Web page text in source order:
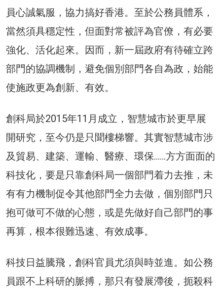
員心誠氣服，協力搞好香港。至於公務員體系，
當然須具穩定性，但面對常被評為官僚，有必要
強化、活化起來。因而，新一屆政府有待確立跨
部門的協調機制，避免個別部門各自為政，始能
使施政更為創新、有效。
創科局於2015年11月成立，智慧城市於更早展
開研究，至今仍是只聞樓梯響。其實智慧城市涉
及貿易、建築、運輸、醫療、環保……方方面面的
科技化，要是只靠創科局一個部門着力去推，未
有有力機制促令其他部門全力去做，個別部門只
抱可做可不做的心態，或是先做好自己部門的事
再算，根本很難迅速、有效成事。
科技日益騰飛，創科官員尤須與時並進。如公務
員跟不上科研的脈搏，那只有發展滯後，扼殺科